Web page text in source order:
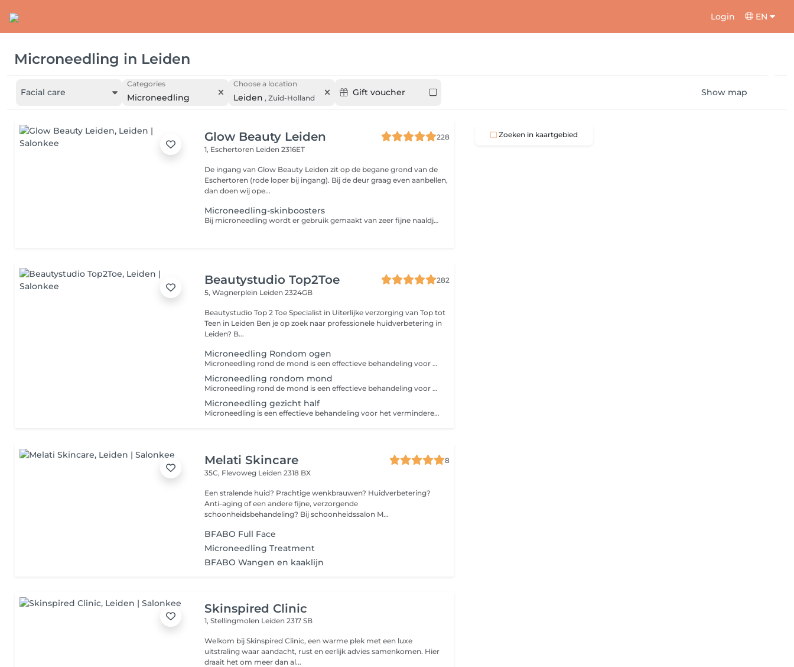
Login EN
Microneedling in Leiden
Facial care
Categories
Microneedling
Choose a location
Leiden , Zuid-Holland
Gift voucher Show map
Glow Beauty Leiden
228
1, Eschertoren Leiden 2316ET
De ingang van Glow Beauty Leiden zit op de begane grond van de
Eschertoren (rode loper bij ingang). Bij de deur graag even aanbellen,
dan doen wij ope...
Microneedling-skinboosters
Bij microneedling wordt er gebruik gemaakt van zeer fijne naaldjes die op hoog tempo vibreren in de huid. Zo maken de naaldjes kleine verticale geultjes in de huid waardoor de aanmaak van collageen en elastine wordt gestimuleerd. Dit levert een egalere en stevigere huid op. Ook worden acnelittekens en fijne lijntjes minder zichtbaar. Wij bieden verschillende boosts voor de huid. Geadviseerd wordt om de behandelingen in kuurverband te doen. Ongeveer 2-4x waarbij er steeds een pauze is van 4 weken. In kuurverband kan er een pakketprijs worden afgenomen. Informeer naar de mogelijkheden. Op basis van de huidconditie bekijken we welke ingredienten gebruikt gaan worden. Vit C-boost De vitamine C boost, oftewel de Glow facial is een zeer populaire behandeling omwille van zijn hoge dosering aan vitamine C. De behandeling bij uitstek om de huid te versterken tegen schadelijke invloeden van de zon Deze behandeling zijn twee effectieve methodes gecombineerd in 1 behandeling; microneedling en een hoog gedoseerde vitamine C peeling. Door deze combinatie is de intensiteit hoger. Er wordt een vitamine C peeling aangebracht die dankzij de microneedling nog beter wordt opgenomen door de huid. Beide technieken hebben als doel het vernieuwen van de huid voor een egale huid en het verminderen van fijne lijntjes, zonschade, grove poriën en rimpels. Direct na de behandeling vertoont de huid een zeer mooie Glow. Hyaluronboost Is de huid vermoeid, futloos en vertoont deze fijne lijntjes en droogte? Dan is de hyaluronboost zeer geschikt! De microneedling wordt gecombineerd met een ultrageconcentreerd serum met hyaluronzuur, een mooie werkzame stof die bewezen een boost geeft aan de stevigheid van de huid ( collageenaanmaak ), een mooie glans geeft en de hydratatie bevordert.
Beautystudio Top2Toe
282
5, Wagnerplein Leiden 2324GB
Beautystudio Top 2 Toe Specialist in Uiterlijke verzorging van Top tot
Teen in Leiden Ben je op zoek naar professionele huidverbetering in
Leiden? B...
Microneedling Rondom ogen
Microneedling rond de mond is een effectieve behandeling voor het verminderen van rimpels en het verstevigen van de huid, doordat de huid gestimuleerd wordt om meer collageen en elastine aan te maken Wat doet de eye-treatment microneedling? Bevordert de afvoer van overtollig lymfevocht Zorgt voor een betere doorbloeding Verbetert de spanning en permeabiliteit van vaatwand Bevordert afbraak van vetcellen Remt de pigmentaanmaak af Maakt de huid onder de ogen lichter
Microneedling rondom mond
Microneedling rond de mond is een effectieve behandeling voor het verminderen van rimpels en het verstevigen van de huid, doordat de huid gestimuleerd wordt om meer collageen en elastine aan te maken Wat doet de eye-treatment microneedling? Bevordert de afvoer van overtollig lymfevocht Zorgt voor een betere doorbloeding Verbetert de spanning en permeabiliteit van vaatwand Bevordert afbraak van vetcellen Remt de pigmentaanmaak af Maakt de huid onder de ogen lichter
Microneedling gezicht half
Microneedling is een effectieve behandeling voor het verminderen van rimpels en het verstevigen van de huid, doordat de huid gestimuleerd wordt om meer collageen en elastine aan te maken Het verminderd fijne lijntjes en grove porien Het verminderd pigmentvlekken en hyperpigmentatie door zonschade Het verbeterd de doorbloeding Het zorgt voor betere opname van werkzame stoffen en ingredienten uit uw producten Het verminderd rimpels en fijne lijntjes Voor het beste resultaat is een kuur van 3 of 6 behandelingen aan te raden in combinatie met producten voor thuis gebruik bij een kuur van 3 krijgt u 50% korting op een product pakket t.w.v. 155,- van Decaar voor thuisgebruik bij een kuur van van 6 krijgt u dit pakket GRATIS
Melati Skincare
8
35C, Flevoweg Leiden 2318 BX
Een stralende huid? Prachtige wenkbrauwen? Huidverbetering?
Anti-aging of een andere fijne, verzorgende
schoonheidsbehandeling? Bij schoonheidssalon M...
BFABO Full Face
Microneedling Treatment
BFABO Wangen en kaaklijn
Skinspired Clinic
1, Stellingmolen Leiden 2317 SB
Welkom bij Skinspired Clinic, een warme plek met een luxe
uitstraling waar aandacht, rust en eerlijk advies samenkomen. Hier
draait het om meer dan al...
Zoeken in kaartgebied